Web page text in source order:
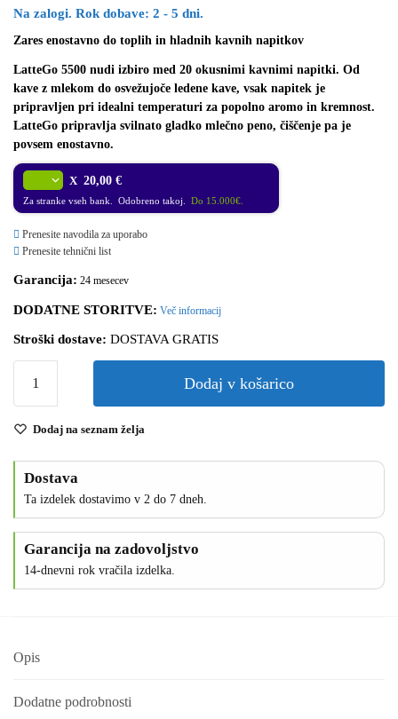
Na zalogi. Rok dobave: 2 - 5 dni.
Zares enostavno do toplih in hladnih kavnih napitkov
LatteGo 5500 nudi izbiro med 20 okusnimi kavnimi napitki. Od
kave z mlekom do osvežujoče ledene kave, vsak napitek je
pripravljen pri idealni temperaturi za popolno aromo in kremnost.
LatteGo pripravlja svilnato gladko mlečno peno, čiščenje pa je
povsem enostavno.
X 20,00 €
Za stranke vseh bank. Odobreno takoj. Do 15.000€.
Prenesite navodila za uporabo
Prenesite tehnični list
Garancija: 24 mesecev
DODATNE STORITVE: Več informacij
Stroški dostave: DOSTAVA GRATIS
Dodaj v košarico
Dodaj na seznam želja
Dostava
Ta izdelek dostavimo v 2 do 7 dneh.
Garancija na zadovoljstvo
14-dnevni rok vračila izdelka.
Opis
Dodatne podrobnosti